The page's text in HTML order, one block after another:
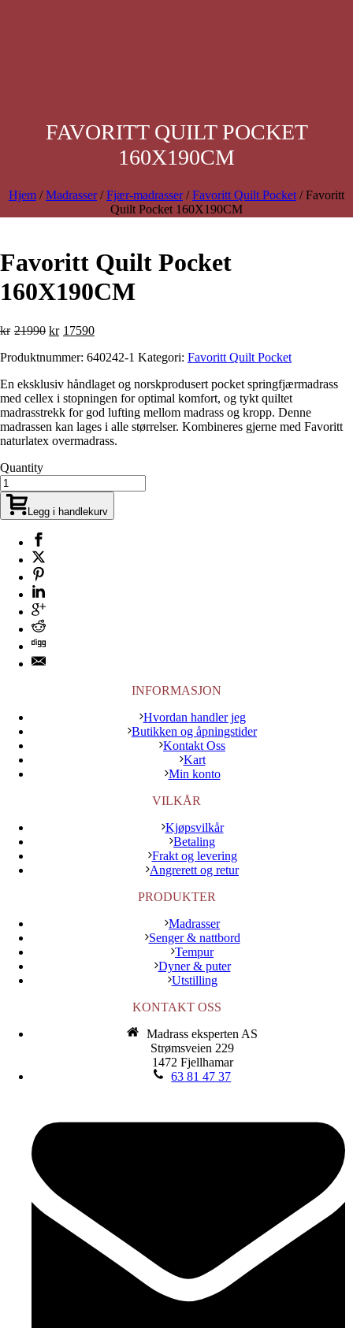
FAVORITT QUILT POCKET
160X190CM
Hjem /Madrasser/Fjær-madrasser/Favoritt Quilt Pocket / Favoritt
Quilt Pocket 160X190CM
Favoritt Quilt Pocket
160X190CM
kr 21990 Opprinnelig
var:
kr 17590Nåværende
er:
Produktnummer: 640242-1 Kategori: Favoritt Quilt Pocket
En eksklusiv håndlaget og norskprodusert pocket springfjærmadrass
med cellex i stopningen for optimal komfort, og tykt quiltet
madrasstrekk for god lufting mellom madrass og kropp. Denne
madrassen kan lages i alle størrelser. Kombineres gjerne med Favoritt
naturlatex overmadrass.
Quantity
Legg i handlekurv
INFORMASJON
Hvordan handler jeg
Butikken og åpningstider
Kontakt Oss
Kart
Min konto
VILKÅR
Kjøpsvilkår
Betaling
Frakt og levering
Angrerett og retur
PRODUKTER
Madrasser
Senger & nattbord
Tempur
Dyner & puter
Utstilling
KONTAKT OSS
Madrass eksperten AS
Strømsveien 229
1472 Fjellhamar
63 81 47 37